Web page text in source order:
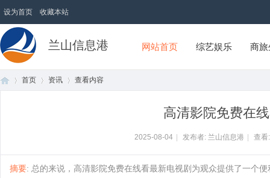
设为首页 收藏本站
兰山信息港 网站首页 综艺娱乐 商
首页 资讯 查看内容
高清影院免费在
2025-08-04 发布者: 兰山信息港 查
摘要: 总的来说，高清影院免费在线看最新电视剧为观众提供了一个